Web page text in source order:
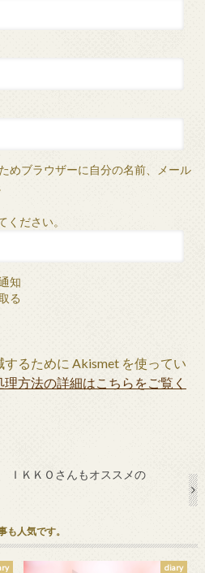
めブラウザーに自分の名前、メール
ください。
知
る
るために Akismet を使ってい
方法の詳細はこちらをご覧く
ＩＫＫＯさんもオススメの
も人気です。
diary